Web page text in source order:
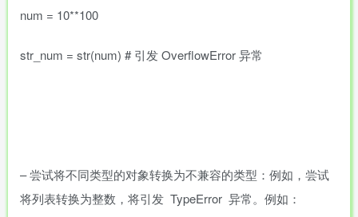
num = 10**100
str_num = str(num) # 引发 OverflowError 异常
– 尝试将不同类型的对象转换为不兼容的类型：例如，尝试
将列表转换为整数，将引发 TypeError 异常。例如：